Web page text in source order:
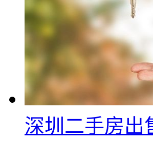
深圳二手房出